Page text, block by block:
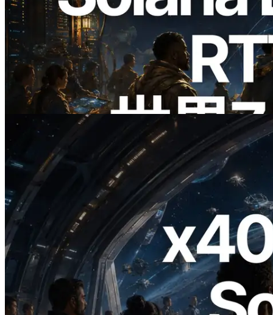
2026.08.05
ERPC、Solana Leader Slot APIを世界7
リージョンのping計測に拡張—
Validators Information APIも公開
この記事を読む
2026.07.04
ERPC、x402 決済対応の Solana RPC を
公開 — AI エージェントが必要な API